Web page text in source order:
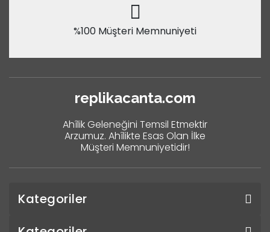
%100 Müşteri Memnuniyeti
replikacanta.com
Ahîlik Geleneğini Temsil Etmektir
Arzumuz. Ahîlikte Esas Olan İlke
Müşteri Memnuniyetidir!
Kategoriler